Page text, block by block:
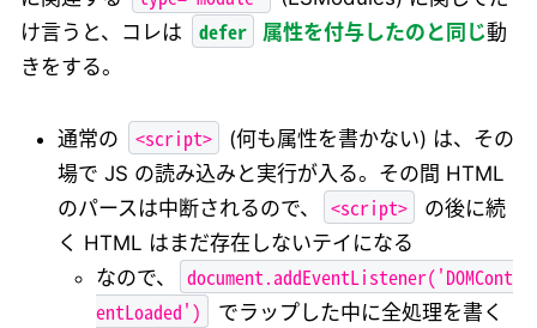
け言うと、コレは
defer 属性を付与したのと同じ動
きをする。
通常の <script>
(何も属性を書かない) は、その
場で JS の読み込みと実行が入る。その間 HTML
のパースは中断されるので、
<script>
の後に続
く HTML はまだ存在しないテイになる
なので、
document.addEventListener('DOMCont
entLoaded')
でラップした中に全処理を書く